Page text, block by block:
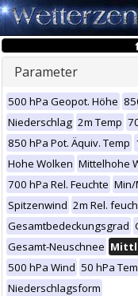
Parameter
500 hPa Geopot. Höhe
Niederschlag 2m Temp
850 hPa Pot. Äquiv. Temp
Hohe Wolken Mittelhohe
700 hPa Rel. Feuchte Min/
Spitzenwind 2m Rel.
Gesamtbedeckungsgrad
Gesamt-Neuschnee
500 hPa Wind 50 hPa
Niederschlagsform